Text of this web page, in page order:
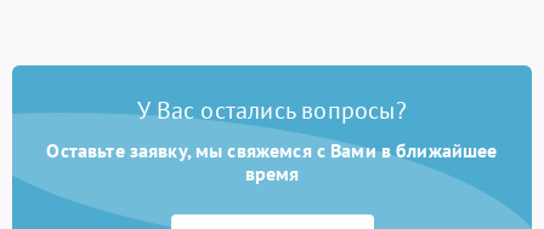
управления
плате
1000 ₽
Неисправность
2000 ₽
У Вас остались вопросы?
Оставьте заявку, мы свяжемся с Вами в ближайшее
время